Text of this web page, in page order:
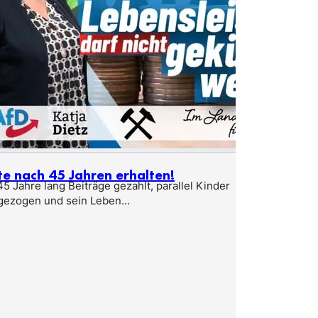
nach 45 Jahren erhalten!
Jahre lang Beiträge gezahlt, parallel Kinder
und sein Leben...